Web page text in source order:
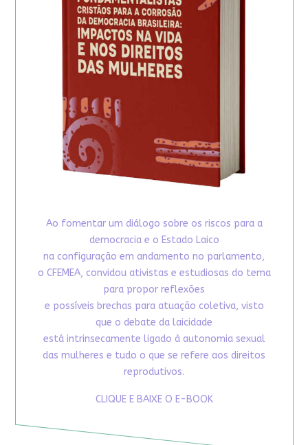
Ao fomentar um diálogo sobre os riscos para a
democracia e o Estado Laico
na configuração em andamento no parlamento,
o CFEMEA, convidou ativistas e estudiosas do tema
para propor reflexões
e possíveis brechas para atuação coletiva, visto
que o debate da laicidade
está intrinsecamente ligado à autonomia sexual
das mulheres e tudo o que se refere aos direitos
reprodutivos.
CLIQUE E BAIXE O E-BOOK